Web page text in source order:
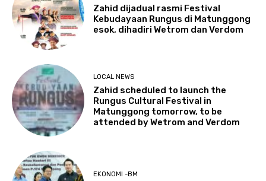
Zahid dijadual rasmi Festival
Kebudayaan Rungus di Matunggong
esok, dihadiri Wetrom dan Verdom
LOCAL NEWS
Zahid scheduled to launch the
Rungus Cultural Festival in
Matunggong tomorrow, to be
attended by Wetrom and Verdom
EKONOMI -BM